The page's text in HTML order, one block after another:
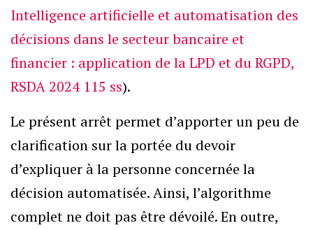
Intelligence artificielle et automatisation des
décisions dans le secteur bancaire et
financier : application de la LPD et du RGPD,
RSDA 2024 115 ss).
Le présent arrêt permet d’apporter un peu de
clarification sur la portée du devoir
d’expliquer à la personne concernée la
décision automatisée. Ainsi, l’algorithme
complet ne doit pas être dévoilé. En outre,